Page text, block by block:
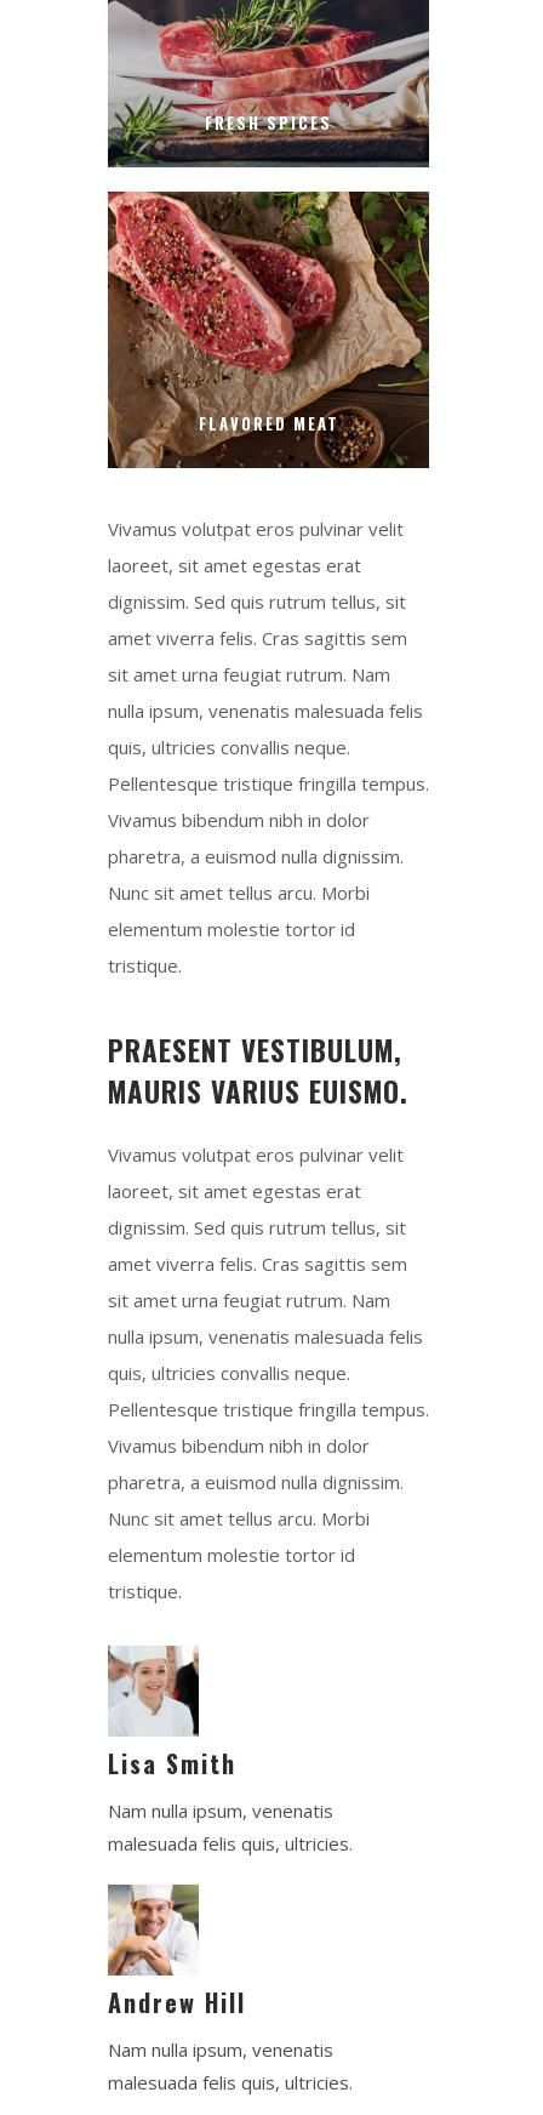
FRESH SPICES
FLAVORED MEAT
Vivamus volutpat eros pulvinar velit
laoreet, sit amet egestas erat
dignissim. Sed quis rutrum tellus, sit
amet viverra felis. Cras sagittis sem
sit amet urna feugiat rutrum. Nam
nulla ipsum, venenatis malesuada felis
quis, ultricies convallis neque.
Pellentesque tristique fringilla tempus.
Vivamus bibendum nibh in dolor
pharetra, a euismod nulla dignissim.
Nunc sit amet tellus arcu. Morbi
elementum molestie tortor id
tristique.
PRAESENT VESTIBULUM,
MAURIS VARIUS EUISMO.
Vivamus volutpat eros pulvinar velit
laoreet, sit amet egestas erat
dignissim. Sed quis rutrum tellus, sit
amet viverra felis. Cras sagittis sem
sit amet urna feugiat rutrum. Nam
nulla ipsum, venenatis malesuada felis
quis, ultricies convallis neque.
Pellentesque tristique fringilla tempus.
Vivamus bibendum nibh in dolor
pharetra, a euismod nulla dignissim.
Nunc sit amet tellus arcu. Morbi
elementum molestie tortor id
tristique.
Lisa Smith
Nam nulla ipsum, venenatis
malesuada felis quis, ultricies.
Andrew Hill
Nam nulla ipsum, venenatis
malesuada felis quis, ultricies.